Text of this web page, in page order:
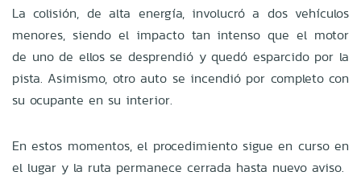
La colisión, de alta energía, involucró a dos vehículos
menores, siendo el impacto tan intenso que el motor
de uno de ellos se desprendió y quedó esparcido por la
pista. Asimismo, otro auto se incendió por completo con
su ocupante en su interior.
En estos momentos, el procedimiento sigue en curso en
el lugar y la ruta permanece cerrada hasta nuevo aviso.